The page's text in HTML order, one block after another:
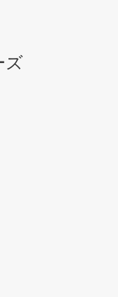
ズ